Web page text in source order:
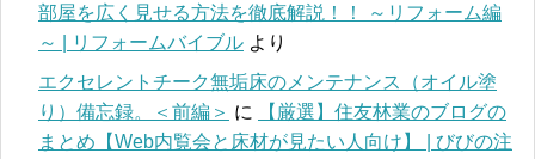
部屋を広く見せる方法を徹底解説！！ ～リフォーム編
～ | リフォームバイブル より
エクセレントチーク無垢床のメンテナンス（オイル塗
り）備忘録。＜前編＞ に
【厳選】住友林業のブログの
まとめ【Web内覧会と床材が見たい人向け】 | びびの注